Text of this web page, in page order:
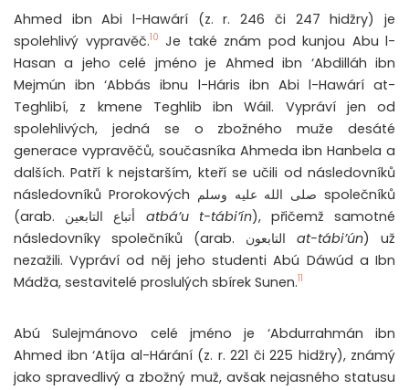
Ahmed ibn Abi l-Hawárí (z. r. 246 či 247 hidžry) je
spolehlivý vypravěč.10 Je také znám pod kunjou Abu l-
Hasan a jeho celé jméno je Ahmed ibn ‘Abdilláh ibn
Mejmún ibn ‘Abbás ibnu l-Háris ibn Abi l-Hawárí at-
Teghlibí, z kmene Teghlib ibn Wáil. Vypráví jen od
spolehlivých, jedná se o zbožného muže desáté
generace vypravěčů, současníka Ahmeda ibn Hanbela a
dalších. Patří k nejstarším, kteří se učili od následovníků
následovníků Prorokových صلى الله عليه وسلم společníků
atbá’u t-tábi’ín), přičemž samotné
at-tábi’ún) už
nezažili. Vypráví od něj jeho studenti Abú Dáwúd a Ibn
Mádža, sestavitelé proslulých sbírek Sunen.11
Abú Sulejmánovo celé jméno je ‘Abdurrahmán ibn
Ahmed ibn ‘Atíja al-Hárání (z. r. 221 či 225 hidžry), známý
jako spravedlivý a zbožný muž, avšak nejasného statusu